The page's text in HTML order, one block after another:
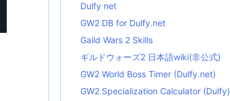
Dulfy net
GW2 DB for Dulfy.net
Gaild Wars 2 Skills
ギルドウォーズ2 日本語wiki(非公式)
GW2 World Boss Timer (Dulfy.net)
GW2 Specialization Calculator (Dulfy)